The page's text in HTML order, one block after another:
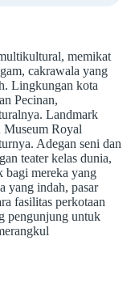
memikat
cakrawala yang
Lingkungan kota
Pecinan,
Landmark
Royal
Adegan seni dan
teater kelas dunia,
bagi mereka yang
yang indah, pasar
fasilitas perkotaan
pengunjung untuk